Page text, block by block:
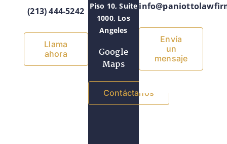
(213) 444-5242
Llama
ahora
Piso 10, Suite
1000, Los
Angeles
Google
Maps
Contáctanos
Envía
un
mensaje